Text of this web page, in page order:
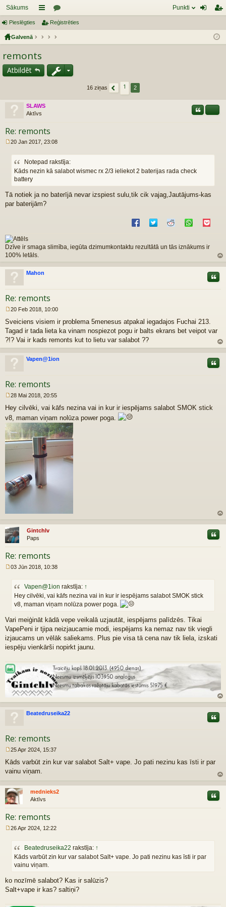
Sākums
aī
sn
es
or
u
Punkti
ist
Pieslēgties Reģistrēties
Galvenā
remonts
Atbildēt
16 ziņas
Iepriekšējais
1 2
SLAWS
Aktīvs
Re: remonts
Citāts
a
s
20 Jan 2017, 23:08
Notepad rakstīja:
Kāds nezin kā salabot wismec rx 2/3 ieliekot 2 baterijas rada check
battery
Tā notiek ja no baterījā nevar izspiest sulu,tik cik vajag,Jautājums-kas
par baterijām?
Dzīve ir smaga slimība, iegūta dzimumkontaktu rezultātā un tās iznākums ir
100% letāls.
au
Mahon
Re: remonts
a
k
s
20 Feb 2018, 10:00
Sveiciens visiem ir problema 5menesus atpakal iegadajos Fuchai 213.
Tagad ir tada lieta ka vinam nospiezot pogu ir balts ekrans bet veipot var
?!? Vai ir kads remonts kut to lietu var salabot ??
z
au
Vapen@1ion
Re: remonts
a
k
s
t
s
28 Mai 2018, 20:55
Hey cilvēki, vai kāfs nezina vai in kur ir iespējams salabot SMOK stick
v8, maman viņam nolūza power poga.
au
Gintchlv
Paps
Re: remonts
a
s
03 Jūn 2018, 10:38
Vapen@1ion rakstīja: ↑
Hey cilvēki, vai kāfs nezina vai in kur ir iespējams salabot SMOK stick
v8, maman viņam nolūza power poga.
Vari meiģināt kādā vepe veikalā uzjautāt, iespējams palīdzēs. Tikai
VapePeni ir tjipa neizjaucamie modi, iespējams ka nemaz nav tik viegli
izjaucams un vēlāk saliekams. Plus pie visa tā cena nav tik liela, izskati
iespēju vienkārši nopirkt jaunu.
z
au
Beatedruseika22
Re: remonts
a
k
t
s
25 Apr 2024, 15:37
Kāds varbūt zin kur var salabot Salt+ vape. Jo pati nezinu kas īsti ir par
vainu viņam.
au
mednieks2
Aktīvs
Re: remonts
a
s
26 Apr 2024, 12:22
Beatedruseika22 rakstīja: ↑
Kāds varbūt zin kur var salabot Salt+ vape. Jo pati nezinu kas īsti ir par
vainu viņam.
ko nozīmē salabot? Kas ir salūzis?
Salt+vape ir kas? saltiņi?